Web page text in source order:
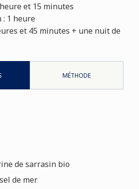
et 15 minutes
: 1 heure
et 45 minutes + une nuit de
MÉTHODE
de sarrasin bio
de mer